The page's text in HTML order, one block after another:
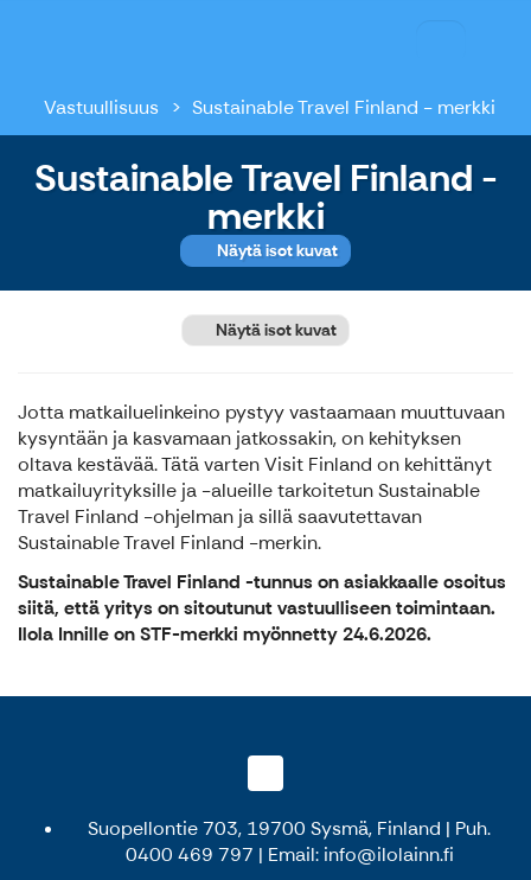
Vastuullisuus Sustainable Travel Finland - merkki
Sustainable Travel Finland -
merkki
Näytä isot kuvat
Näytä isot kuvat
Jotta matkailuelinkeino pystyy vastaamaan muuttuvaan
kysyntään ja kasvamaan jatkossakin, on kehityksen
oltava kestävää. Tätä varten Visit Finland on kehittänyt
matkailuyrityksille ja -alueille tarkoitetun Sustainable
Travel Finland -ohjelman ja sillä saavutettavan
Sustainable Travel Finland -merkin.
Sustainable Travel Finland -tunnus on asiakkaalle osoitus
siitä, että yritys on sitoutunut vastuulliseen toimintaan.
Ilola Innille on STF-merkki myönnetty 24.6.2026.
Suopellontie 703, 19700 Sysmä, Finland | Puh.
0400 469 797 | Email: info@ilolainn.fi